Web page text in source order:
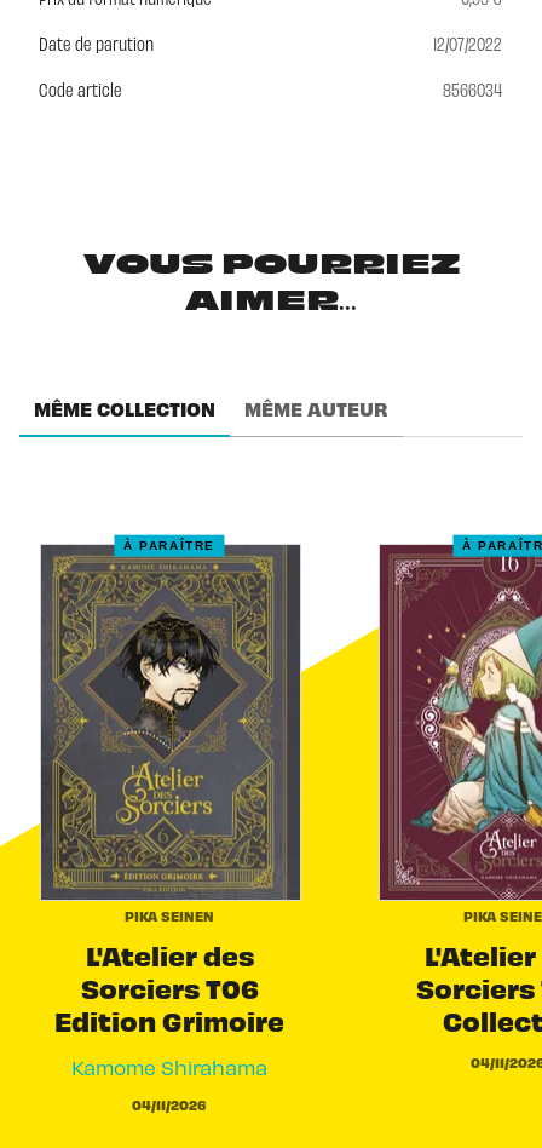
Date de parution
12/07/2022
Code article
8566034
VOUS POURRIEZ
AIMER...
MÊME COLLECTION MÊME AUTEUR
À PARAÎTRE
PIKA SEINEN
L'Atelier des
Sorciers T06
Edition Grimoire
Kamome Shirahama
04/11/2026
À
PIKA
L'Atelier
Sorciers
04/11/